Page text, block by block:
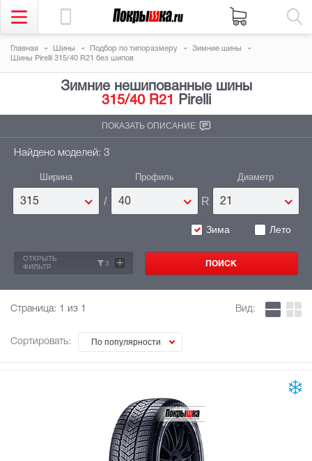
Главная Шины Подбор по типоразмеру
Зимние шины
Шины Pirelli 315/40 R21 без шипов
Зимние нешипованные шины
315/40 R21
Pirelli
ПОКАЗАТЬ ОПИСАНИЕ
Найдено моделей: 3
Ширина
315 /
Профиль
40 R
Диаметр
21
Зима Лето
ОТКРЫТЬ
ФИЛЬТР
3 +
Страница: 1 из 1
Сортировать: По популярности
Вид: